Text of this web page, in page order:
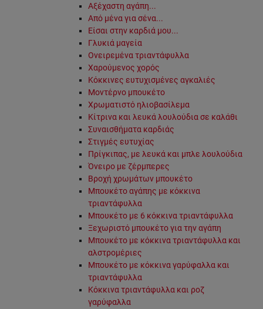
Αξέχαστη αγάπη...
Από μένα για σένα...
Είσαι στην καρδιά μου...
Γλυκιά μαγεία
Ονειρεμένα τριαντάφυλλα
Χαρούμενος χορός
Κόκκινες ευτυχισμένες αγκαλιές
Μοντέρνο μπουκέτο
Χρωματιστό ηλιοβασίλεμα
Κίτρινα και λευκά λουλούδια σε καλάθι
Συναισθήματα καρδιάς
Στιγμές ευτυχίας
Πρίγκιπας, με λευκά και μπλε λουλούδια
Όνειρο με ζέρμπερες
Βροχή χρωμάτων μπουκέτο
Μπουκέτο αγάπης με κόκκινα
τριαντάφυλλα
Μπουκέτο με 6 κόκκινα τριαντάφυλλα
Ξεχωριστό μπουκέτο για την αγάπη
Μπουκέτο με κόκκινα τριαντάφυλλα και
αλστρομέριες
Μπουκέτο με κόκκινα γαρύφαλλα και
τριαντάφυλλα
Κόκκινα τριαντάφυλλα και ροζ
γαρύφαλλα